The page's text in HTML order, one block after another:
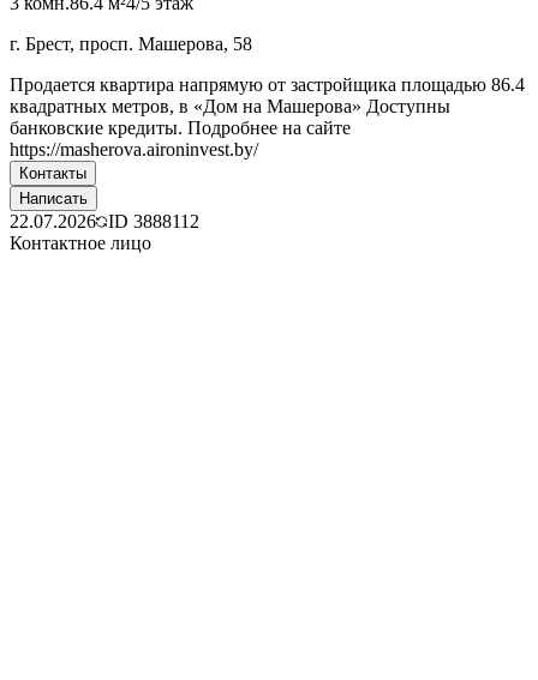
г. Брест, просп. Машерова, 58
Продается квартира напрямую от застройщика площадью 86.4
квадратных метров, в «Дом на Машерова» Доступны
банковские кредиты. Подробнее на сайте
https://masherova.aironinvest.by/
Контакты
Написать
22.07.2026 ID 3888112
Контактное лицо